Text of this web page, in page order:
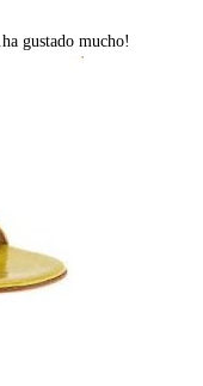
gustado mucho!